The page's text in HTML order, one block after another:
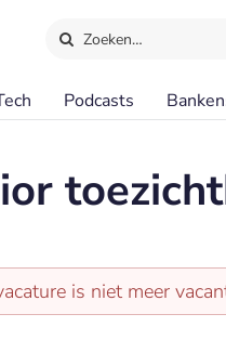
Zoeken…
Podcasts
is niet meer